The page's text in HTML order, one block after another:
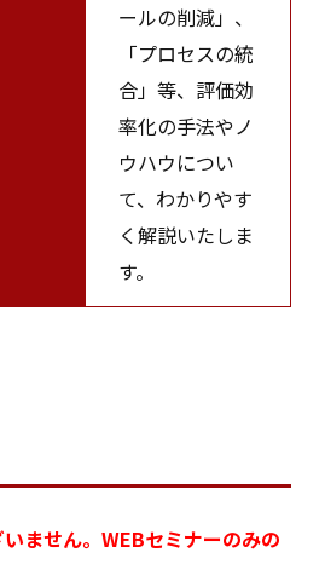
ールの削減」、
「プロセスの統
合」等、評価効
率化の手法やノ
ウハウについ
て、わかりやす
く解説いたしま
す。
ません。WEBセミナーのみの